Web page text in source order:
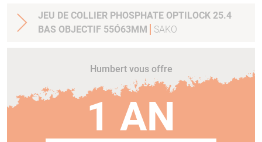
JEU DE COLLIER PHOSPHATE OPTILOCK 25.4
BAS OBJECTIF 55Ó63MM
SAKO
Humbert vous offre
1 AN